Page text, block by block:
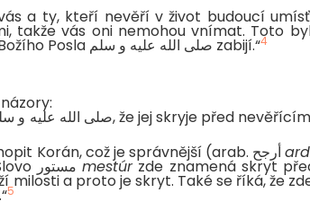
a ty, kteří nevěří v život budoucí
takže vás oni nemohou vnímat. Toto
ohledně těch, kteří spřádali plány, že zabití Božího Posla صلى الله عليه و سلم zabijí.“4
Vznešený Alláh zabraňuje nevěřícím pochopit Korán, což je správnější (arab. أرجح
vzhledem k pokračování tohoto verše. Slovo مستورmestúrzde znamená skryt
milosti a proto je skryt. Také se říká, že
5